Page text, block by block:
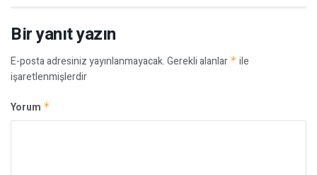
Bir yanıt yazın
E-posta adresiniz yayınlanmayacak.Gerekli alanlar * ile
işaretlenmişlerdir
Yorum *